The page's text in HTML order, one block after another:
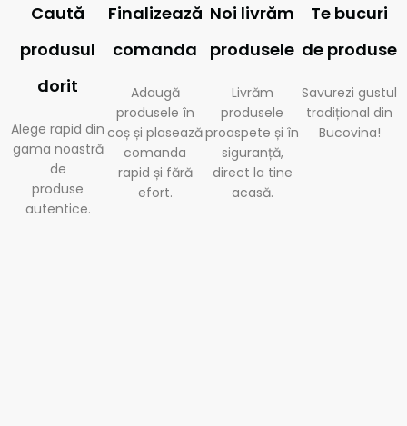
Caută
produsul
dorit
Alege rapid din
gama noastră
de
produse
autentice.
Finalizează
comanda
Adaugă
produsele în
coș și plasează
comanda
rapid și fără
efort.
Noi livrăm
produsele
Livrăm
produsele
proaspete și în
siguranță,
direct la tine
acasă.
Te bucuri
de produse
Savurezi gustul
tradițional din
Bucovina!